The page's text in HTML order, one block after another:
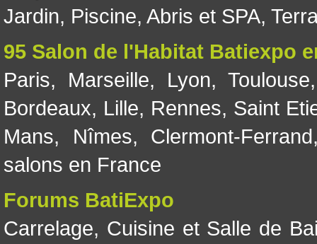
Jardin, Piscine, Abris et SPA,
95 Salon de l'Habitat Batiexpo
Paris, Marseille, Lyon, Toulouse
Bordeaux, Lille, Rennes, Saint
Mans, Nîmes, Clermont-Ferrand
salons en France
Forums BatiExpo
Carrelage, Cuisine et Salle de